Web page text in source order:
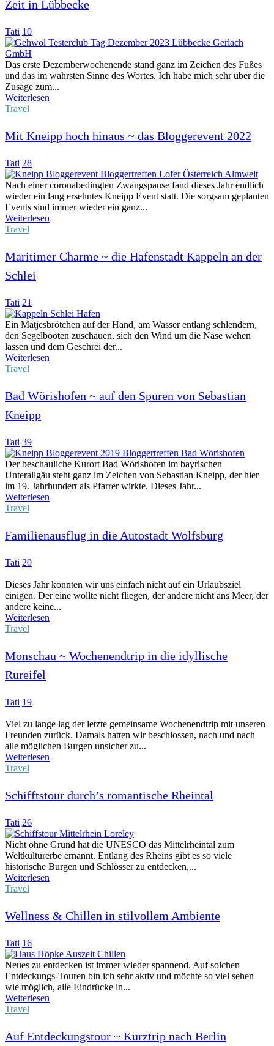
Zeit in Lübbecke
Tati 10
Das erste Dezemberwochenende stand ganz im Zeichen des Fußes
und das im wahrsten Sinne des Wortes. Ich habe mich sehr über die
Zusage zum...
Weiterlesen
Travel
Mit Kneipp hoch hinaus ~ das Bloggerevent 2022
Tati 28
Nach einer coronabedingten Zwangspause fand dieses Jahr endlich
wieder ein lang ersehntes Kneipp Event statt. Die sorgsam geplanten
Events sind immer wieder ein ganz...
Weiterlesen
Travel
Maritimer Charme ~ die Hafenstadt Kappeln an der
Schlei
Tati 21
Ein Matjesbrötchen auf der Hand, am Wasser entlang schlendern,
den Segelbooten zuschauen, sich den Wind um die Nase wehen
lassen und dem Geschrei der...
Weiterlesen
Travel
Bad Wörishofen ~ auf den Spuren von Sebastian
Kneipp
Tati 39
Der beschauliche Kurort Bad Wörishofen im bayrischen
Unterallgäu steht ganz im Zeichen von Sebastian Kneipp, der hier
im 19. Jahrhundert als Pfarrer wirkte. Dieses Jahr...
Weiterlesen
Travel
Familienausflug in die Autostadt Wolfsburg
Tati 20
Dieses Jahr konnten wir uns einfach nicht auf ein Urlaubsziel
einigen. Der eine wollte nicht fliegen, der andere nicht ans Meer, der
andere keine...
Weiterlesen
Travel
Monschau ~ Wochenendtrip in die idyllische
Rureifel
Tati 19
Viel zu lange lag der letzte gemeinsame Wochenendtrip mit unseren
Freunden zurück. Damals hatten wir beschlossen, nach und nach
alle möglichen Burgen unsicher zu...
Weiterlesen
Travel
Schifftstour durch’s romantische Rheintal
Tati 26
Nicht ohne Grund hat die UNESCO das Mittelrheintal zum
Weltkulturerbe ernannt. Entlang des Rheins gibt es so viele
historische Burgen und Schlösser zu entdecken,...
Weiterlesen
Travel
Wellness & Chillen in stilvollem Ambiente
Tati 16
Neues zu entdecken ist immer wieder spannend. Auf solchen
Entdeckungs-Touren bin ich sehr aktiv und möchte so viel sehen
wie möglich, alle Eindrücke in...
Weiterlesen
Travel
Auf Entdeckungstour ~ Kurztrip nach Berlin